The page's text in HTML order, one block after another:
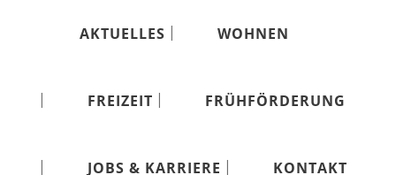
AKTUELLES WOHNEN
FREIZEIT FRÜHFÖRDERUNG
JOBS & KARRIERE KONTAKT
Sie möchten an unserem Austausch teilnehmen? Wir freuen uns sehr auf